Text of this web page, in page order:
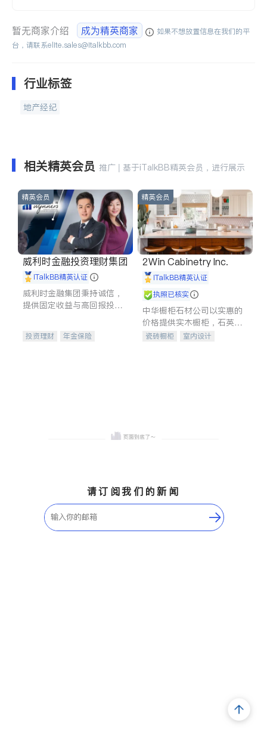
暂无商家介绍 成为精英商家
如果不想放置信息在我们的平
台，请联系elite.sales@italkbb.com
行业标签
地产经纪
相关精英会员 推广 | 基于iTalkBB精英会员，进行展示
精英会员
威利时金融投资理财集团
iTalkBB精英认证
威利时金融集团秉持诚信，
提供固定收益与高回报投资
合，助力客户实现目标
投资理财
年金保险
精英会员
2Win Cabinetry Inc.
iTalkBB精英认证
执照已核实
中华橱柜石材公司以实惠的
价格提供实木橱柜，石英石
台面，多种优质不锈钢水
瓷砖橱柜
室内设计
请订阅我们的新闻